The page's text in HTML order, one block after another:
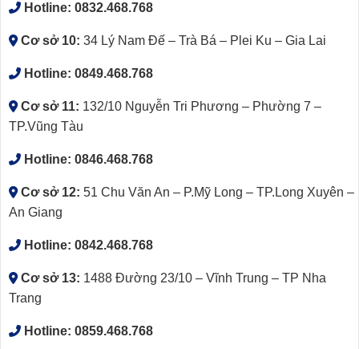
Hotline: 0832.468.768
Cơ sở 10: 34 Lý Nam Đế – Trà Bá – Plei Ku – Gia Lai
Hotline: 0849.468.768
Cơ sở 11: 132/10 Nguyễn Tri Phương – Phường 7 –
TP.Vũng Tàu
Hotline: 0846.468.768
Cơ sở 12: 51 Chu Văn An – P.Mỹ Long – TP.Long Xuyên –
An Giang
Hotline: 0842.468.768
Cơ sở 13: 1488 Đường 23/10 – Vĩnh Trung – TP Nha
Trang
Hotline: 0859.468.768